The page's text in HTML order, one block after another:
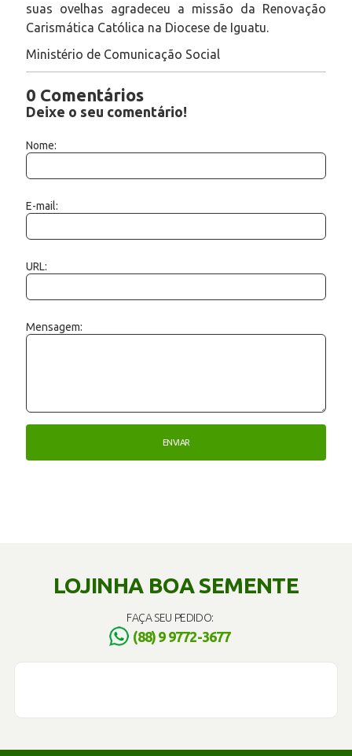
suas ovelhas agradeceu a missão da Renovação
Carismática Católica na Diocese de Iguatu.
Ministério de Comunicação Social
0 Comentários
Deixe o seu comentário!
Nome:
E-mail:
URL:
Mensagem:
LOJINHA BOA SEMENTE
FAÇA SEU PEDIDO:
(88) 9 9772-3677